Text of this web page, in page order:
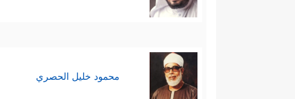
محمود خليل الحصري